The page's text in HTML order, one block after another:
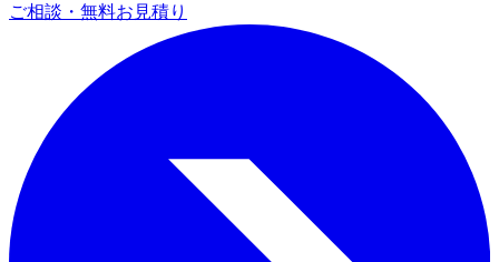
ご相談・無料お見積り